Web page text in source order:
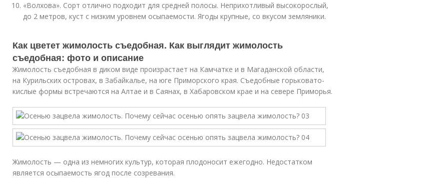
«Волхова». Сорт отлично подходит для средней полосы. Неприхотливый высокорослый,
до 2 метров, куст с низким уровнем осыпаемости. Ягоды крупные, со вкусом земляники.
Как цветет жимолость съедобная. Как выглядит жимолость
съедобная: фото и описание
Жимолость съедобная в диком виде произрастает на Камчатке и в Магаданской области,
на Курильских островах, в Забайкалье, на юге Приморского края. Съедобные горьковато-
кислые формы встречаются на Алтае и в Саянах, в Хабаровском крае и на севере Приморья.
Жимолость — одна из немногих культур, которая плодоносит ежегодно. Недостатком
является осыпаемость ягод после созревания.